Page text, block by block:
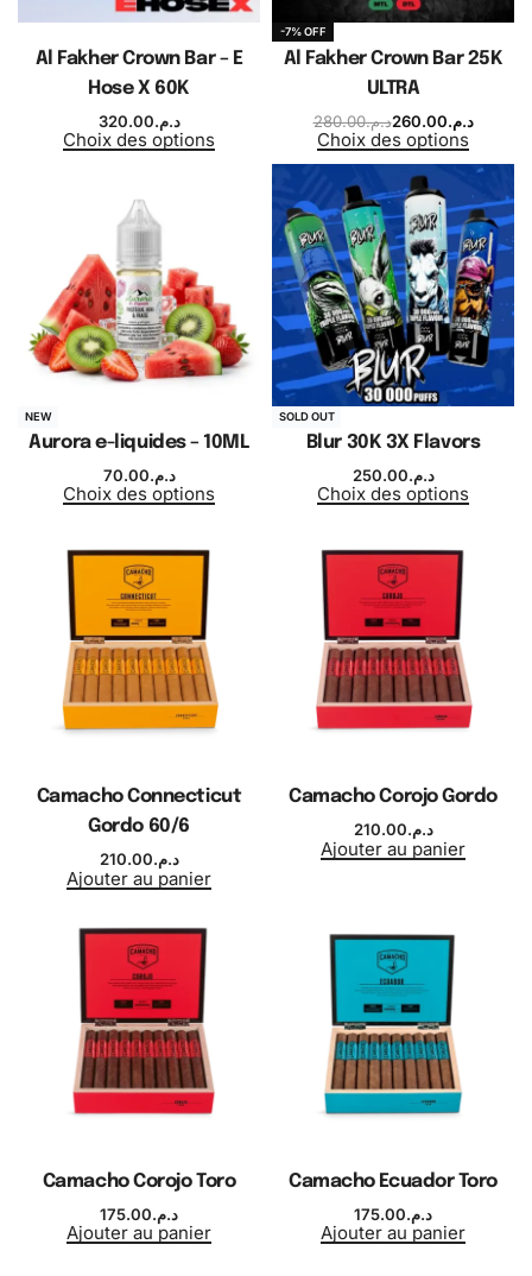
Al Fakher Crown Bar – E
Hose X 60K
د.م.320.00
Choix des options
-7% OFF
Al Fakher Crown Bar 25K
ULTRA
د.م.280.00 د.م.260.00
Choix des options
NEW
Aurora e-liquides – 10ML
د.م.70.00
Choix des options
SOLD OUT
Blur 30K 3X Flavors
د.م.250.00
Choix des options
Camacho Connecticut
Gordo 60/6
د.م.210.00
Ajouter au panier
Camacho Corojo Gordo
د.م.210.00
Ajouter au panier
Camacho Corojo Toro
د.م.175.00
Ajouter au panier
Camacho Ecuador Toro
د.م.175.00
Ajouter au panier